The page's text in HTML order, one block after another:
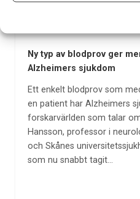
Ny typ av blodprov ger
Alzheimers sjukdom
Ett enkelt blodprov som
en patient har Alzheimers
forskarvärlden som talar
Hansson, professor i
och Skånes
som nu snabbt tagit…